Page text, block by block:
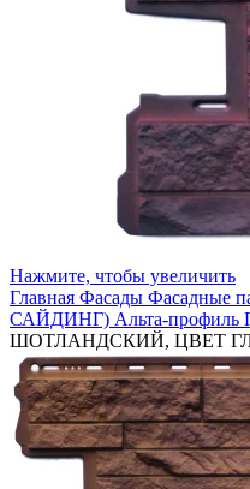
Нажмите, чтобы увеличить
Главная Фасады Фасадные
САЙДИНГ) Альта-профиль
ШОТЛАНДСКИЙ, ЦВЕТ